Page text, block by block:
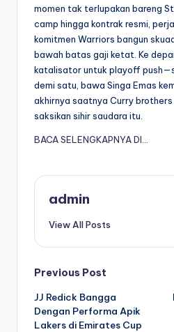
momen tak terlupakan bareng
camp hingga kontrak resmi,
komitmen Warriors bangun
bawah batas gaji ketat. Ke
katalisator untuk playoff
demi satu, bawa Singa Emas
akhirnya saatnya Curry
saksikan sihir saudara itu.
BACA SELENGKAPNYA DI…
admin
View All Posts
Post
navigation
Previous Post
JJ Redick Bangga
Dengan Performa Apik
Lakers di Emirates Cup